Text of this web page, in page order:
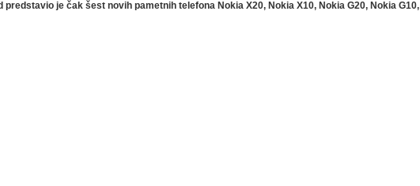
predstavio je čak šest novih pametnih telefona Nokia X20, Nokia X10, Nokia G20, Nokia G10,